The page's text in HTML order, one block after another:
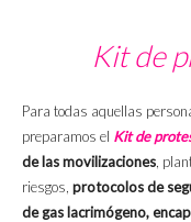
Kit de
Para todas aquellas
preparamos el Kit de
de las movilizaciones ,
riesgos, protocolos de
de gas lacrimógeno,